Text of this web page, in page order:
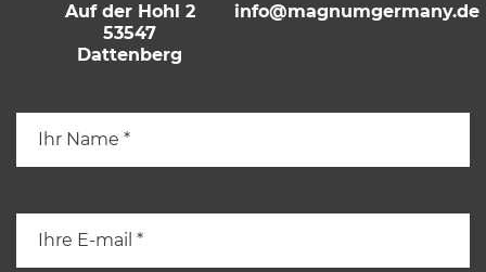
Auf der Hohl 2
53547
Dattenberg
info@magnumgermany.de